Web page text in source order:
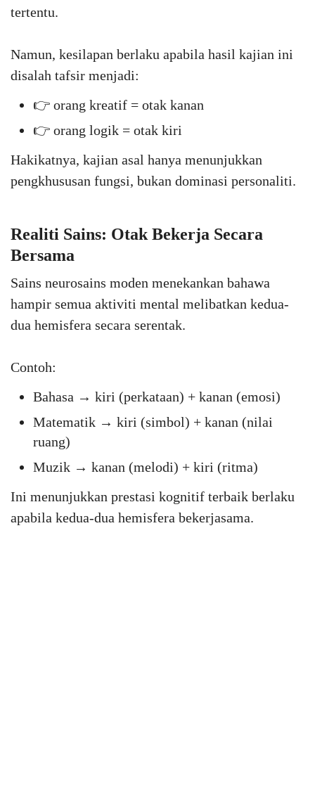
tertentu.
Namun, kesilapan berlaku apabila hasil kajian ini
disalah tafsir menjadi:
👉 orang kreatif = otak kanan
👉 orang logik = otak kiri
Hakikatnya, kajian asal hanya menunjukkan
pengkhususan fungsi, bukan dominasi personaliti.
Realiti Sains: Otak Bekerja Secara
Bersama
Sains neurosains moden menekankan bahawa
hampir semua aktiviti mental melibatkan kedua-
dua hemisfera secara serentak.
Contoh:
Bahasa → kiri (perkataan) + kanan (emosi)
Matematik → kiri (simbol) + kanan (nilai
ruang)
Muzik → kanan (melodi) + kiri (ritma)
Ini menunjukkan prestasi kognitif terbaik berlaku
apabila kedua-dua hemisfera bekerjasama.